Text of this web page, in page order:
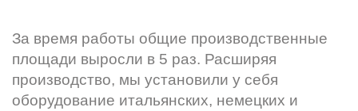
За время работы общие производственные
площади выросли в 5 раз. Расширяя
производство, мы установили у себя
оборудование итальянских, немецких и